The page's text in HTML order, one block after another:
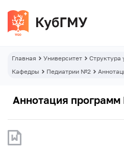
Главная Университет
Структура
Кафедры
Педиатрии №2
Аннотация